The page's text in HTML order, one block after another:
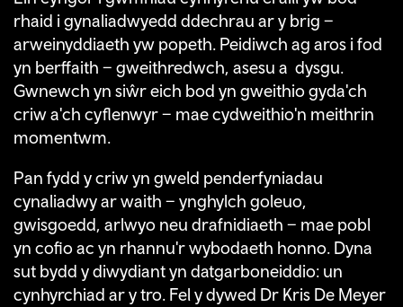
rhaid i gynaliadwyedd ddechrau ar y brig –
arweinyddiaeth yw popeth. Peidiwch ag aros i fod
yn berffaith – gweithredwch, asesu a dysgu.
Gwnewch yn siŵr eich bod yn gweithio gyda'ch
criw a'ch cyflenwyr – mae cydweithio'n meithrin
momentwm.
Pan fydd y criw yn gweld penderfyniadau
cynaliadwy ar waith – ynghylch goleuo,
gwisgoedd, arlwyo neu drafnidiaeth – mae pobl
yn cofio ac yn rhannu'r wybodaeth honno. Dyna
sut bydd y diwydiant yn datgarboneiddio: un
cynhyrchiad ar y tro. Fel y dywed Dr Kris De Meyer